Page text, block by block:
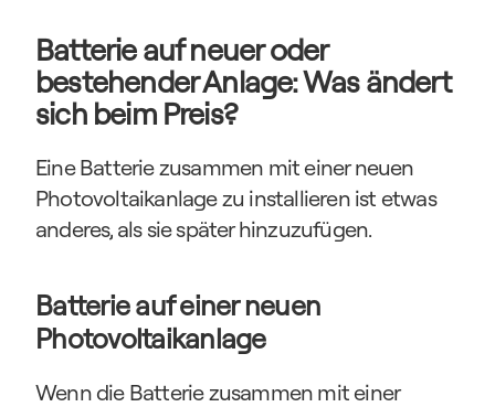
Batterie auf neuer oder
bestehender Anlage: Was ändert
sich beim Preis?
Eine Batterie zusammen mit einer neuen
Photovoltaikanlage zu installieren ist etwas
anderes, als sie später hinzuzufügen.
Batterie auf einer neuen
Photovoltaikanlage
Wenn die Batterie zusammen mit einer